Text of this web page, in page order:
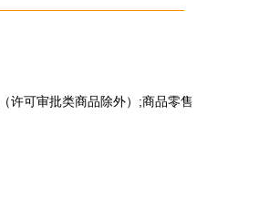
许可审批类商品除外）;商品零售